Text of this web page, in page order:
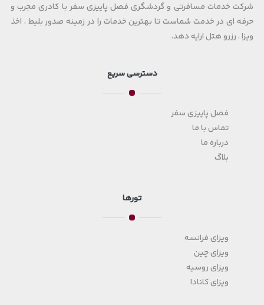
شرکت خدمات مسافرتی و گردشگری فصل پاییزی سفر با کادری مجرب و
حرفه ای در خدمت شماست تا بهترین خدمات را در زمینه صدور بلیط ، اخذ
ویزا ، رزرو هتل ارایه دهد.
دسترسی سریع
فصل پاییزی سفر
تماس با ما
درباره ما
بلاگ
تورها
ویزای فرانسه
ویزای چین
ویزای روسیه
ویزای کانادا